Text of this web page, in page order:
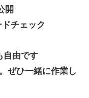
開
チェック
自由です
ぜひ一緒に作業し